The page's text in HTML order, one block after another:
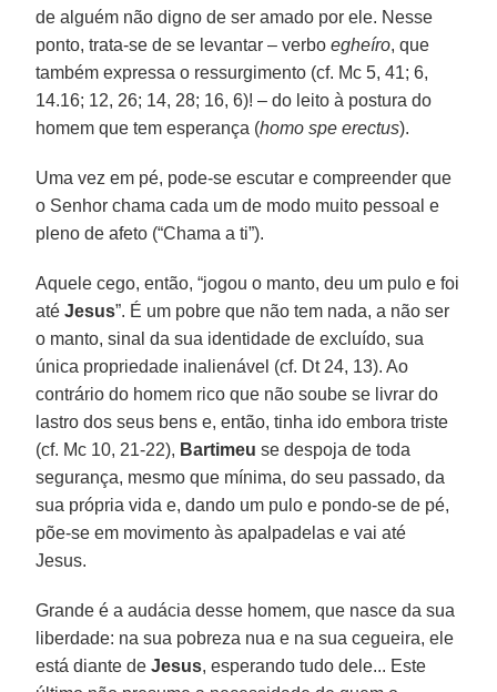
de alguém não digno de ser amado por ele. Nesse
ponto, trata-se de se levantar – verboegheíro, que
também expressa o ressurgimento (cf. Mc 5, 41; 6,
14.16; 12, 26; 14, 28; 16, 6)! – do leito à postura do
homem que tem esperança (homo spe erectus).
Uma vez em pé, pode-se escutar e compreender que
o Senhor chama cada um de modo muito pessoal e
pleno de afeto (“Chama a ti”).
Aquele cego, então, “jogou o manto, deu um pulo e foi
atéJesus”. É um pobre que não tem nada, a não ser
o manto, sinal da sua identidade de excluído, sua
única propriedade inalienável (cf. Dt 24, 13). Ao
contrário do homem rico que não soube se livrar do
lastro dos seus bens e, então, tinha ido embora triste
(cf. Mc 10, 21-22), Bartimeu se despoja de toda
segurança, mesmo que mínima, do seu passado, da
sua própria vida e, dando um pulo e pondo-se de pé,
põe-se em movimento às apalpadelas e vai até
Jesus.
Grande é a audácia desse homem, que nasce da sua
liberdade: na sua pobreza nua e na sua cegueira, ele
está diante deJesus, esperando tudo dele... Este